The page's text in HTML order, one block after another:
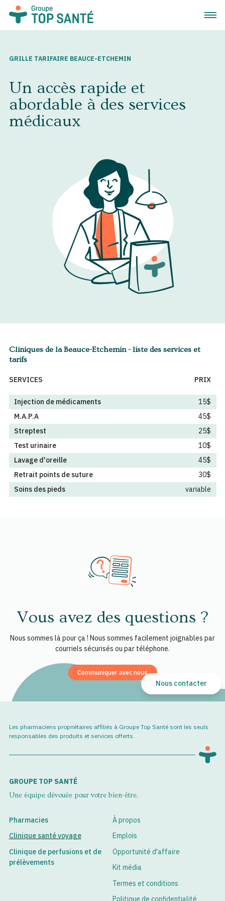
Ouvrir
GRILLE TARIFAIRE BEAUCE-ETCHEMIN
Un accès rapide et
abordable à des services
médicaux
Cliniques de la Beauce-Etchemin - liste des services et
tarifs
SERVICES PRIX
Injection de médicaments
15$
M.A.P.A
45$
Streptest
25$
Test urinaire
10$
Lavage d'oreille
45$
Retrait points de suture
30$
Soins des pieds
variable
Vous avez des questions ?
Nous sommes là pour ça ! Nous sommes facilement joignables par
courriels sécurisés ou par téléphone.
Communiquer avec nous
Nous contacter
Les pharmaciens propriétaires affiliés à Groupe Top Santé sont les seuls
responsables des produits et services offerts.
GROUPE TOP SANTÉ
Une équipe dévouée pour votre bien-être.
Pharmacies
Clinique santé voyage
Clinique de perfusions et de
prélèvements
À propos
Emplois
Opportunité d'affaire
Kit média
Termes et conditions
Politique de confidentialité